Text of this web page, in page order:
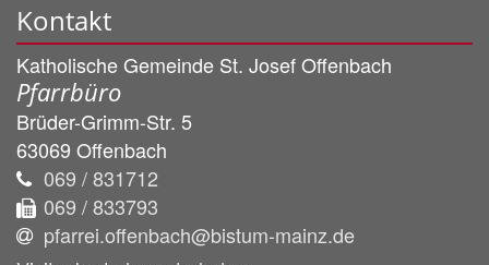
Kontakt
Katholische Gemeinde St. Josef Offenbach
Pfarrbüro
Brüder-Grimm-Str. 5
63069 Offenbach
069 / 831712
069 / 833793
pfarrei.offenbach@bistum-mainz.de